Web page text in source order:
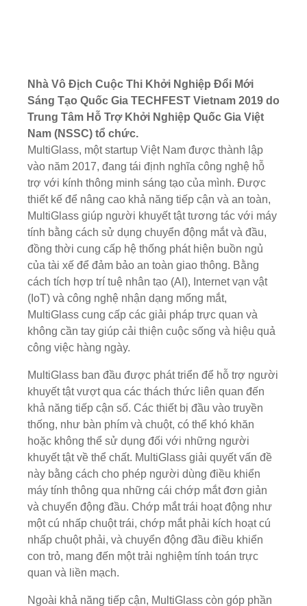
Nhà Vô Địch Cuộc Thi Khởi Nghiệp Đổi Mới
Sáng Tạo Quốc Gia TECHFEST Vietnam 2019 do
Trung Tâm Hỗ Trợ Khởi Nghiệp Quốc Gia Việt
Nam (NSSC) tổ chức.
MultiGlass, một startup Việt Nam được thành lập
vào năm 2017, đang tái định nghĩa công nghệ hỗ
trợ với kính thông minh sáng tạo của mình. Được
thiết kế để nâng cao khả năng tiếp cận và an toàn,
MultiGlass giúp người khuyết tật tương tác với máy
tính bằng cách sử dụng chuyển động mắt và đầu,
đồng thời cung cấp hệ thống phát hiện buồn ngủ
của tài xế để đảm bảo an toàn giao thông. Bằng
cách tích hợp trí tuệ nhân tạo (AI), Internet vạn vật
(IoT) và công nghệ nhận dạng mống mắt,
MultiGlass cung cấp các giải pháp trực quan và
không cần tay giúp cải thiện cuộc sống và hiệu quả
công việc hàng ngày.
MultiGlass ban đầu được phát triển để hỗ trợ người
khuyết tật vượt qua các thách thức liên quan đến
khả năng tiếp cận số. Các thiết bị đầu vào truyền
thống, như bàn phím và chuột, có thể khó khăn
hoặc không thể sử dụng đối với những người
khuyết tật về thể chất. MultiGlass giải quyết vấn đề
này bằng cách cho phép người dùng điều khiển
máy tính thông qua những cái chớp mắt đơn giản
và chuyển động đầu. Chớp mắt trái hoạt động như
một cú nhấp chuột trái, chớp mắt phải kích hoạt cú
nhấp chuột phải, và chuyển động đầu điều khiển
con trỏ, mang đến một trải nghiệm tính toán trực
quan và liền mạch.
Ngoài khả năng tiếp cận, MultiGlass còn góp phần